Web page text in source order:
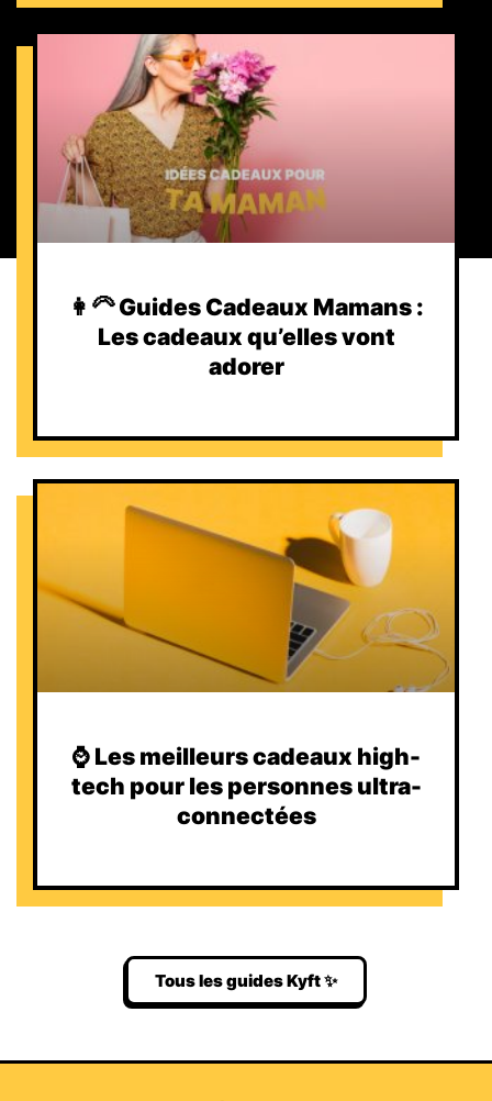
👩‍🦳 Guides Cadeaux Mamans :
Les cadeaux qu’elles vont
adorer
⌚️ Les meilleurs cadeaux high-
tech pour les personnes ultra-
connectées
Tous les guides Kyft ✨